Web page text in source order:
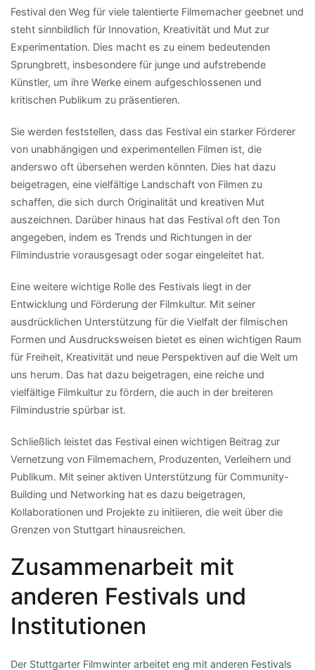
Festival den Weg für viele talentierte Filmemacher geebnet und
steht sinnbildlich für Innovation, Kreativität und Mut zur
Experimentation. Dies macht es zu einem bedeutenden
Sprungbrett, insbesondere für junge und aufstrebende
Künstler, um ihre Werke einem aufgeschlossenen und
kritischen Publikum zu präsentieren.
Sie werden feststellen, dass das Festival ein starker Förderer
von unabhängigen und experimentellen Filmen ist, die
anderswo oft übersehen werden könnten. Dies hat dazu
beigetragen, eine vielfältige Landschaft von Filmen zu
schaffen, die sich durch Originalität und kreativen Mut
auszeichnen. Darüber hinaus hat das Festival oft den Ton
angegeben, indem es Trends und Richtungen in der
Filmindustrie vorausgesagt oder sogar eingeleitet hat.
Eine weitere wichtige Rolle des Festivals liegt in der
Entwicklung und Förderung der Filmkultur. Mit seiner
ausdrücklichen Unterstützung für die Vielfalt der filmischen
Formen und Ausdrucksweisen bietet es einen wichtigen Raum
für Freiheit, Kreativität und neue Perspektiven auf die Welt um
uns herum. Das hat dazu beigetragen, eine reiche und
vielfältige Filmkultur zu fördern, die auch in der breiteren
Filmindustrie spürbar ist.
Schließlich leistet das Festival einen wichtigen Beitrag zur
Vernetzung von Filmemachern, Produzenten, Verleihern und
Publikum. Mit seiner aktiven Unterstützung für Community-
Building und Networking hat es dazu beigetragen,
Kollaborationen und Projekte zu initiieren, die weit über die
Grenzen von Stuttgart hinausreichen.
Zusammenarbeit mit
anderen Festivals und
Institutionen
Der Stuttgarter Filmwinter arbeitet eng mit anderen Festivals